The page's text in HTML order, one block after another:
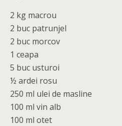
2 kg macrou
2 buc patrunjel
2 buc morcov
1 ceapa
5 buc usturoi
½ ardei rosu
250 ml ulei de masline
100 ml vin alb
100 ml otet